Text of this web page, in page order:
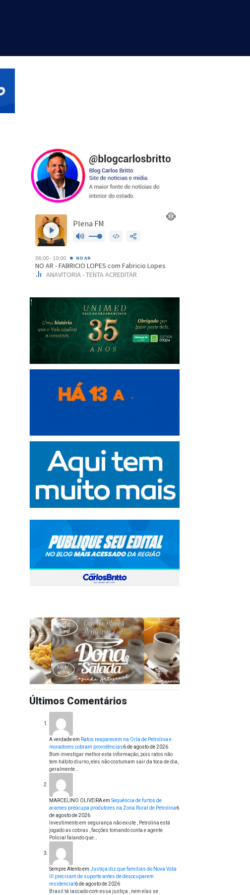
Últimos Comentários
A verdadeem Ratos reaparecem na Orla de Petrolina e
moradores cobram providências6 de agosto de 2026
Bom investigar melhor esta informação, pois ratos não
tem hábito diurno, eles não costumam sair da toca de dia,
geralmente…
MARCELINO OLIVEIRAem Sequência de furtos de
arames preocupa produtores na Zona Rural de Petrolina6
de agosto de 2026
Investimento em segurança não existe , Petrolina está
jogado as cobras , facções tomando conta e agente
Policial falando que…
Sempre Atentoem Justiça diz que famílias do Nova Vida
III precisam de suporte antes de desocuparem
residencial 6 de agosto de 2026
Brasil tá lascado com essa justiça , nem elas se